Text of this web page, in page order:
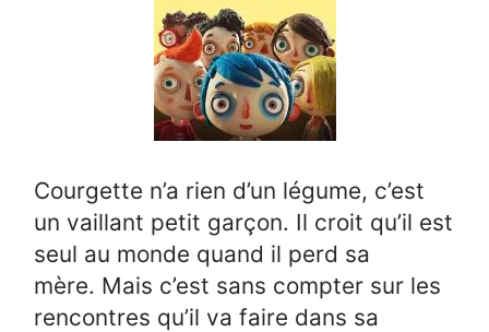
Courgette n’a rien d’un légume, c’est
un vaillant petit garçon. Il croit qu’il est
seul au monde quand il perd sa
mère. Mais c’est sans compter sur les
rencontres qu’il va faire dans sa